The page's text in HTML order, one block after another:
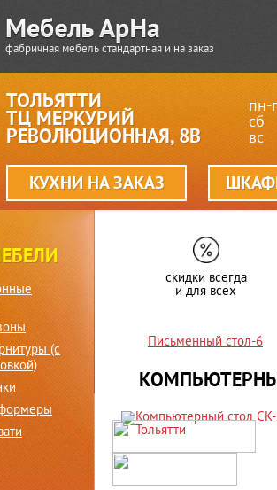
фабричная мебель стандартная и на заказ
ТОЛЬЯТТИ
ТЦ МЕРКУРИЙ
РЕВОЛЮЦИОННАЯ, 8В
пн-
сб
вс
КУХНИ НА ЗАКАЗ
(c
скидки всегда
и для всех
Письменный стол-6